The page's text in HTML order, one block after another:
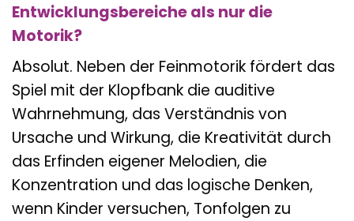
Entwicklungsbereiche als nur die
Motorik?
Absolut. Neben der Feinmotorik fördert das
Spiel mit der Klopfbank die auditive
Wahrnehmung, das Verständnis von
Ursache und Wirkung, die Kreativität durch
das Erfinden eigener Melodien, die
Konzentration und das logische Denken,
wenn Kinder versuchen, Tonfolgen zu